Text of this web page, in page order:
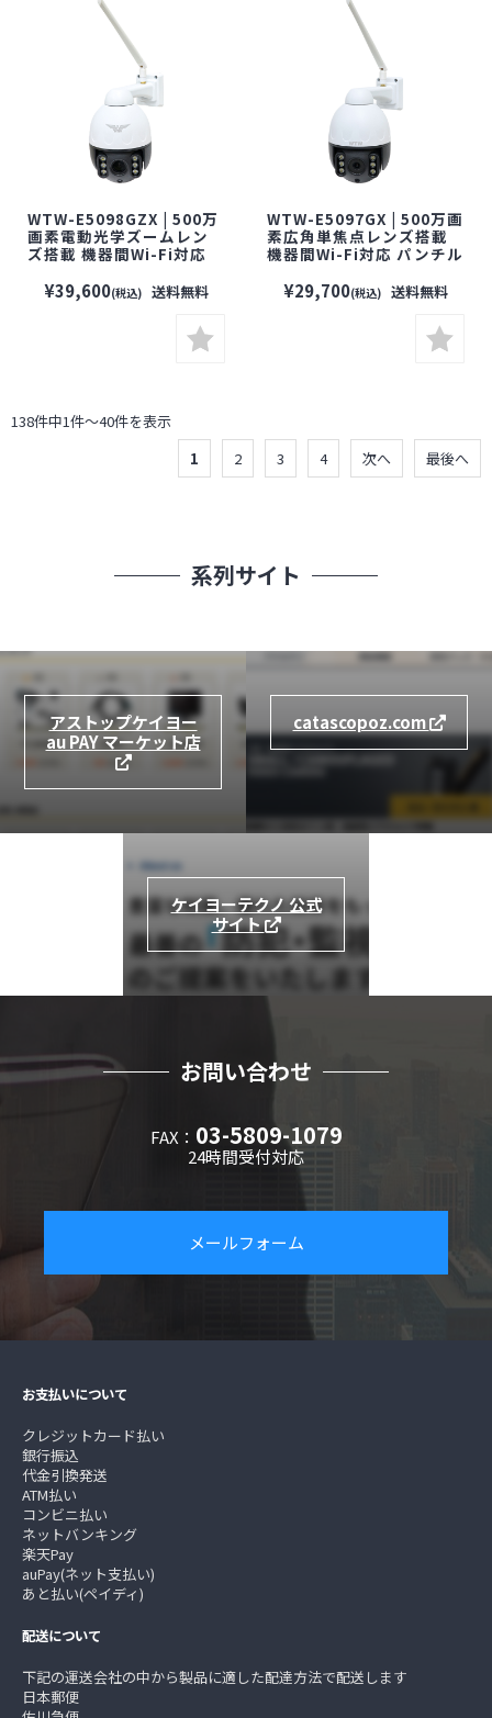
WTW-E5098GZX | 500万
画素電動光学ズームレン
ズ搭載 機器間Wi-Fi対応
【防犯カメラ】【監視カ
メラ】【ワイヤレスカメ
ラ】【Wi-Fiカメラ】【塚
本無線】【屋外対応】
¥39,600(税込) 送料無料
WTW-E5097GX | 500万画
素広角単焦点レンズ搭載
機器間Wi-Fi対応 パンチル
メラ】【監視カメラ】
【ワイヤレスカメラ】
【Wi-Fiカメラ】【塚本無
¥29,700(税込) 送料無料
138件中1件～40件を表示
1
2 3 4 次へ 最後へ
系列サイト
アストップケイヨー
au PAY マーケット店
catascopoz.com
ケイヨーテクノ 公式
サイト
お問い合わせ
FAX： 03-5809-1079
24時間受付対応
メールフォーム
お支払いについて
クレジットカード払い
銀行振込
代金引換発送
ATM払い
コンビニ払い
ネットバンキング
楽天Pay
auPay(ネット支払い)
あと払い(ペイディ)
配送について
下記の運送会社の中から製品に適した配達方法で配送します
日本郵便